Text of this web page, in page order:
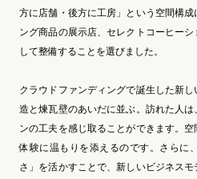
方に店舗・後方に工房」という空間構
ング商品の展示店、セレクトコーヒー
して整備することを選びました。
クラウドファンディングで誕生した新
造と煉瓦壁のあいだに並ぶ。訪れた人
ンの工夫を感じ取ることができます。空
体験に温もりを添えるのです。さらに
さ」を活かすことで、新しいビジネス